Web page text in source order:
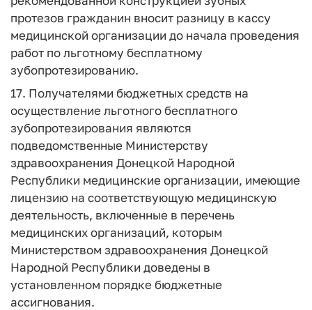
протезов гражданин вносит разницу в кассу
медицинской организации до начала проведения
работ по льготному бесплатному
зубопротезированию.
17. Получателями бюджетных средств на
осуществление льготного бесплатного
зубопротезирования являются
подведомственные Министерству
здравоохранения Донецкой Народной
Республики медицинские организации, имеющие
лицензию на соответствующую медицинскую
деятельность, включенные в перечень
медицинских организаций, которым
Министерством здравоохранения Донецкой
Народной Республики доведены в
установленном порядке бюджетные
ассигнования.